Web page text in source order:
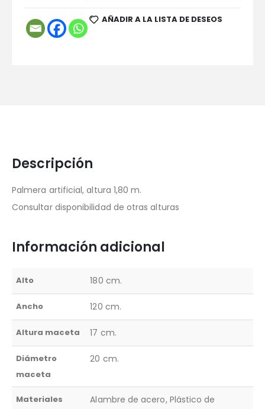
AÑADIR A LA LISTA DE DESEOS
Descripción
Palmera artificial, altura 1,80 m.
Consultar disponibilidad de otras alturas
Información adicional
Alto 180 cm.
Ancho 120 cm.
Altura maceta 17 cm.
Diámetro
maceta
20 cm.
Materiales Alambre de acero, Plástico de